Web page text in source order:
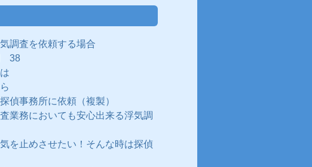
調査を依頼する場合
38
事務所に依頼（複製）
務においても安心出来る浮気調
止めさせたい！そんな時は探偵